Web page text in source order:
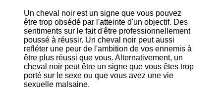
Un cheval noir est un signe que vous pouvez
être trop obsédé par l'atteinte d'un objectif. Des
sentiments sur le fait d'être professionnellement
poussé à réussir. Un cheval noir peut aussi
refléter une peur de l'ambition de vos ennemis à
être plus réussi que vous. Alternativement, un
cheval noir peut être un signe que vous êtes trop
porté sur le sexe ou que vous avez une vie
sexuelle malsaine.